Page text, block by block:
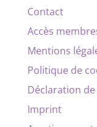
Contact
Accès
Mentions
Politique de
Déclaration
Imprint